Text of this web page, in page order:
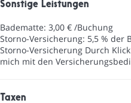
Sonstige Leistungen
Badematte: 3,00 € /Buchung
Storno-Versicherung: 5,5 % der
Storno-Versicherung Durch
mich mit den
Taxen